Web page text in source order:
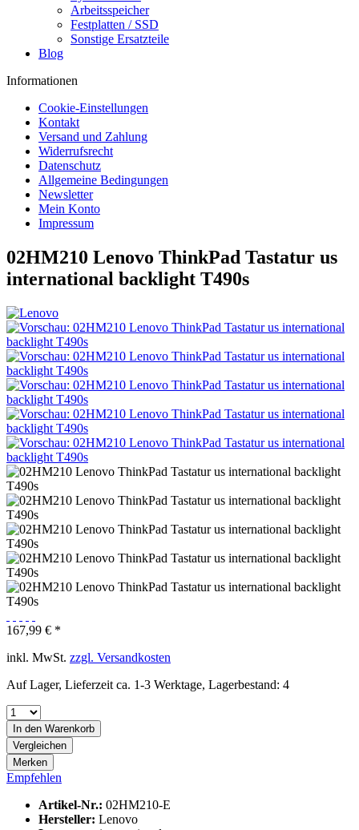
Arbeitsspeicher
Festplatten / SSD
Sonstige Ersatzteile
Blog
Informationen
Cookie-Einstellungen
Kontakt
Versand und Zahlung
Widerrufsrecht
Datenschutz
Allgemeine Bedingungen
Newsletter
Mein Konto
Impressum
02HM210 Lenovo ThinkPad Tastatur us
international backlight T490s
167,99 € *
inkl. MwSt. zzgl. Versandkosten
Auf Lager, Lieferzeit ca. 1-3 Werktage, Lagerbestand: 4
In den Warenkorb
Vergleichen
Merken
Empfehlen
Artikel-Nr.: 02HM210-E
Hersteller: Lenovo